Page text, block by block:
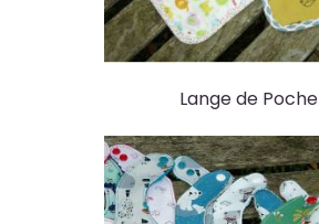
Lange de Poche